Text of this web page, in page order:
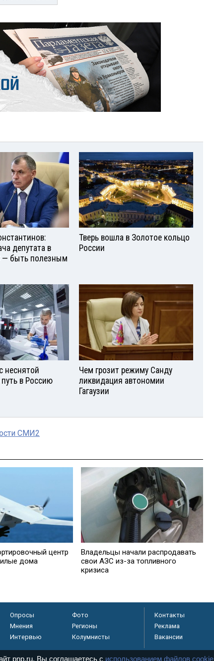
депутата в
— быть полезным
Тверь вошла в Золотое кольцо
России
неснятой
в Россию
Чем грозит режиму Санду
ликвидация автономии
Гагаузии
СМИ2
центр
дома
Владельцы начали распродавать
свои АЗС из-за топливного
кризиса
Опросы
Фото
Мнения
Регионы
Интервью Колумнисты
Контакты
Реклама
Вакансии
pnp.ru, Вы соглашаетесь с использованием файлов cookie